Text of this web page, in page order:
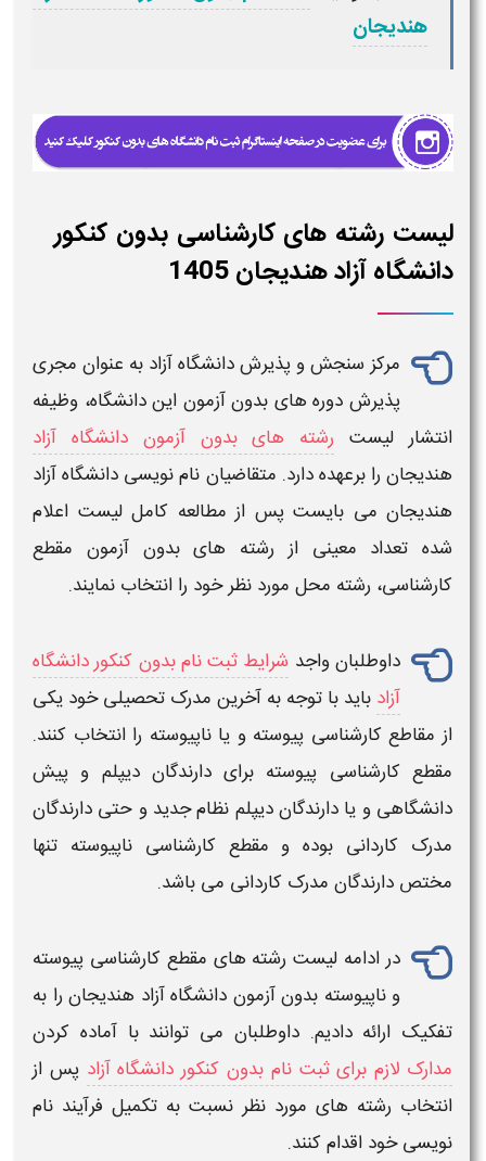
هندیجان
لیست رشته های کارشناسی بدون کنکور
دانشگاه آزاد هندیجان 1405
مرکز سنجش و پذیرشدانشگاه آزاد به عنوان مجری
پذیرش دوره های بدون آزمون ایندانشگاه، وظیفه
انتشار لیست رشته های بدون آزمون دانشگاه آزاد
هندیجان را برعهده دارد. متقاضیان نام نویسی دانشگاه آزاد
هندیجان می بایست پس از مطالعه کامللیست اعلام
شده تعداد معینی از رشته های بدون آزمون مقطع
کارشناسی، رشته محل مورد نظر خود را انتخاب نمایند.
داوطلبان واجد شرایط ثبت نام بدون کنکور دانشگاه
آزاد باید با توجه به آخرین مدرک تحصیلی خود یکی
از مقاطع کارشناسی پیوسته و یاناپیوسته را انتخاب کنند.
مقطع کارشناسی پیوسته برای دارندگان دیپلم و پیش
دانشگاهی و یا دارندگان دیپلم نظام جدید و حتی دارندگان
مدرک کاردانی بوده و مقطع کارشناسی ناپیوسته تنها
مختص دارندگان مدرک کاردانی می باشد.
در ادامه لیست رشته های مقطع کارشناسی پیوسته
و ناپیوسته بدون آزمون دانشگاه آزاد هندیجان را به
تفکیک ارائه دادیم. داوطلبان می توانند با آماده کردن
مدارک لازم برای ثبت نام بدون کنکور دانشگاه آزاد پس از
انتخاب رشته های مورد نظر نسبت به تکمیل فرآیند نام
نویسی خود اقدام کنند.